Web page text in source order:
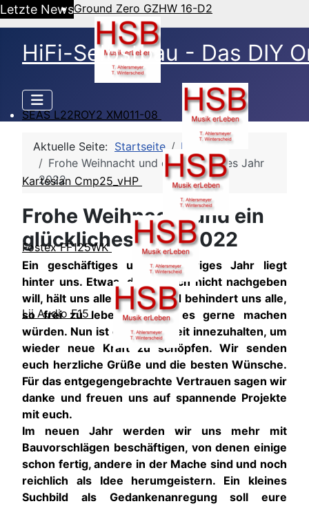
Letzte NewsGround Zero GZHW 16-D2
SEAS L22ROY2 XM011-08
Kartesian Cmp25_vHP
Fostex FF125WK
Lii Audio F15
HiFi-Selbstbau - Das DIY
Aktuelle Seite: Startseite
HSB Blog
Frohe Weihnacht und ein glückliches Jahr
2022
Frohe Weihnacht und ein
glückliches Jahr 2022
Ein geschäftiges und schwieriges Jahr liegt
hinter uns. Etwas, das einfach nicht nachgeben
will, hält uns alle in Atem und behindert uns alle,
so frei zu leben wie wir es gerne machen
würden. Nun ist es an der Zeit innezuhalten, um
wieder neue Kraft zu schöpfen. Wir senden
euch herzliche Grüße und die besten Wünsche.
Für das entgegengebrachte Vertrauen sagen wir
danke und freuen uns auf spannende Projekte
mit euch.
Im neuen Jahr werden wir uns mehr mit
Bauvorschlägen beschäftigen, von denen einige
schon fertig, andere in der Mache sind und noch
reichlich als Idee herumgeistern. Ein kleines
Suchbild als Gedankenanregung soll eure